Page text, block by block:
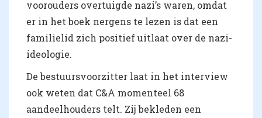
voorouders overtuigde nazi’s waren, omdat
er in het boek nergens te lezen is dat een
familielid zich positief uitlaat over de nazi-
ideologie.
De bestuursvoorzitter laat in het interview
ook weten dat C&A momenteel 68
aandeelhouders telt. Zij bekleden een